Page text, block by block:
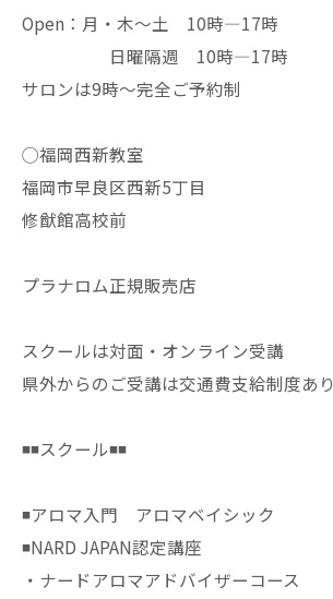
Open：月・木〜土 10時—17時
日曜隔週 10時—17時
サロンは9時〜完全ご予約制
◯福岡西新教室
福岡市早良区西新5丁目
修猷館高校前
プラナロム正規販売店
スクールは対面・オンライン受講
県外からのご受講は交通費支給制度あり
◾️◾️スクール◾️◾️
◾️アロマ入門 アロマベイシック
◾️NARD JAPAN認定講座
・ナードアロマアドバイザーコース